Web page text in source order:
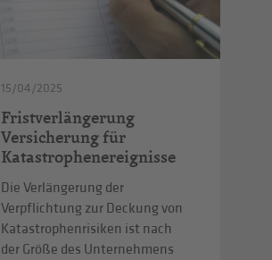
15/04/2025
Fristverlängerung
Versicherung für
Katastrophenereignisse
Die Verlängerung der
Verpflichtung zur Deckung von
Katastrophenrisiken ist nach
der Größe des Unternehmens